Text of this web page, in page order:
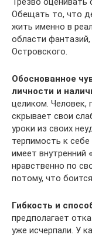
Обещать то, что
жить именно в
области
Островского.
Обоснованное
личности и
целиком. Человек,
скрывает свои
уроки из своих
терпимость к
имеет внутренний
нравственно по
потому, что
Гибкость и
предполагает
уже исчерпали. У